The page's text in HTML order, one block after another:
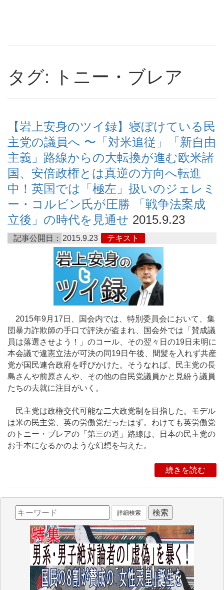
タグ: トニー・ブレア
【岩上安身のツイ録】寝ぼけている民
主党の議員へ 〜「対米追従」「新自由
主義」路線からの大転換が進む欧米諸
国、安倍政権とは真逆の方向へ転進
中！英国では「極左」扱いのジェレミ
ー・コルビン氏が圧勝 「戦争法案成
立後」の時代を見通せ 2015.9.23
記事公開日： 2015.9.23 テキスト
2015年9月17日、国会内では、特別委員会において、集
団暴力詐欺師の手口で評決が盗まれ、国会外では「賛成議
員は落選させよう！」のコール、その翌々日の19日未明に
本会議で違憲立法が可決の同19日午後、間髪を入れず共産
党が国民連合政府を呼びかけた。そうなれば、民主党の長
島さんや前原さんや、その他の自民党議員かと見紛う議員
たちの去就に注目がいく。
民主党は政権交代可能な二大政党制を目指した。モデル
は米の民主党、英の労働党だったはず。わけても英労働党
のトニー・ブレアの「第三の道」路線は、日本の民主党の
お手本になるかのような幻想を与えた。
続きを読む
詳細検索